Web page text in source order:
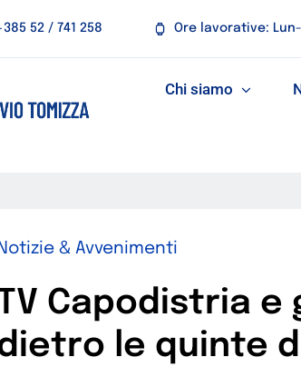
52 / 741 258 Ore lavorative: Lun-
Chi siamo
Notizie & Avvenimenti
TV Capodistria e
le quinte